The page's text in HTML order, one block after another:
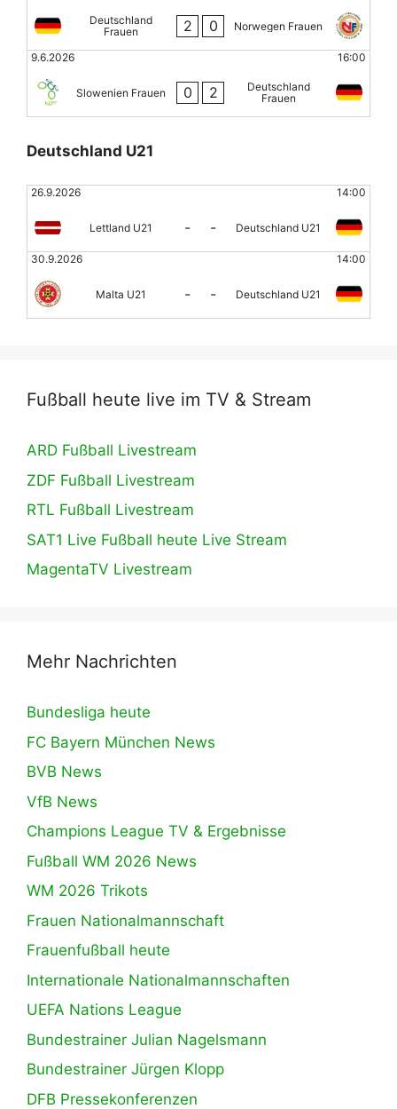
Deutschland
Frauen
2 0 Norwegen Frauen
9.6.2026 16:00
Slowenien Frauen 0 2
Deutschland
Frauen
Deutschland U21
26.9.2026 14:00
Lettland U21 - - Deutschland U21
30.9.2026 14:00
Malta U21 - - Deutschland U21
Fußball heute live im TV & Stream
ARD Fußball Livestream
ZDF Fußball Livestream
RTL Fußball Livestream
SAT1 Live Fußball heute Live Stream
MagentaTV Livestream
Mehr Nachrichten
Bundesliga heute
FC Bayern München News
BVB News
VfB News
Champions League TV & Ergebnisse
Fußball WM 2026 News
WM 2026 Trikots
Frauen Nationalmannschaft
Frauenfußball heute
Internationale Nationalmannschaften
UEFA Nations League
Bundestrainer Julian Nagelsmann
Bundestrainer Jürgen Klopp
DFB Pressekonferenzen